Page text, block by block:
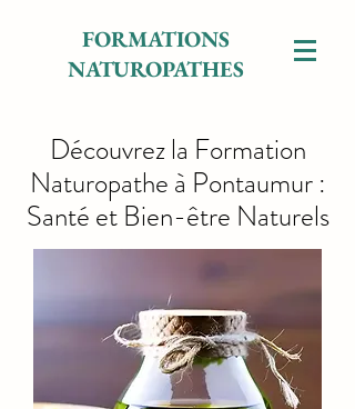
FORMATIONS
NATUROPATHES
Découvrez la Formation
Naturopathe à Pontaumur :
Santé et Bien-être Naturels